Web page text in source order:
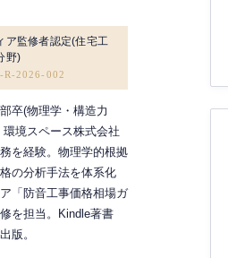
ア監修者認定(住宅工
野)
R-2026-002
卒(物理学・構造力
境スペース株式会社
を経験。物理学的根拠
の分析手法を体系化
「防音工事価格相場ガ
を担当。Kindle著書
版。